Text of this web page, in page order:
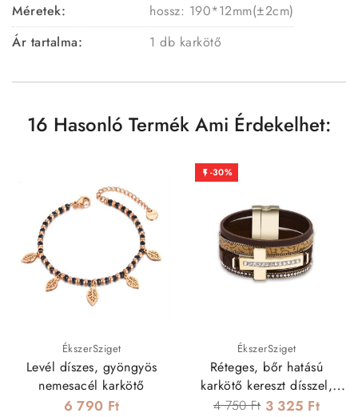
Méretek:
hossz: 190*12mm(±2cm)
Ár tartalma:
1 db karkötő
16 Hasonló Termék Ami Érdekelhet:
ÉkszerSziget
Levél díszes, gyöngyös
nemesacél karkötő
6 790 Ft
 -30%
ÉkszerSziget
Réteges, bőr hatású
karkötő kereszt dísszel,
mágneses kapoccsal
4 750 Ft 3 325 Ft